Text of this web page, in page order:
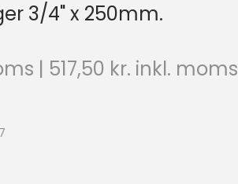
3/4" x 250mm.
| 517,50 kr. inkl. moms